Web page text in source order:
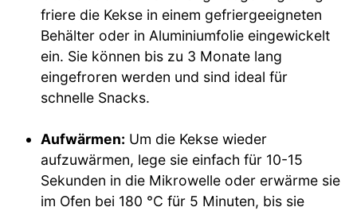
friere die Kekse in einem gefriergeeigneten
Behälter oder in Aluminiumfolie eingewickelt
ein. Sie können bis zu 3 Monate lang
eingefroren werden und sind ideal für
schnelle Snacks.
Aufwärmen: Um die Kekse wieder
aufzuwärmen, lege sie einfach für 10-15
Sekunden in die Mikrowelle oder erwärme sie
im Ofen bei 180 °C für 5 Minuten, bis sie